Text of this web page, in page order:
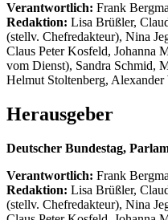
Verantwortlich: Frank
Redaktion: Lisa Brüßler,
(stellv. Chefredakteur), Nina
Claus Peter Kosfeld, Johanna
vom Dienst), Sandra Schmid,
Helmut Stoltenberg, Alexander
Herausgeber
Deutscher Bundestag,
Verantwortlich: Frank
Redaktion: Lisa Brüßler,
(stellv. Chefredakteur), Nina